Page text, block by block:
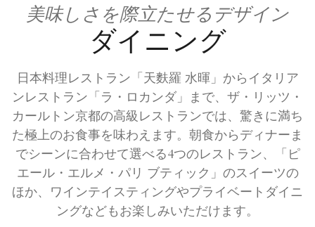
美味しさを際立たせるデザイン
ダイニング
日本料理レストラン「天麩羅 水暉」からイタリア
ンレストラン「ラ・ロカンダ」まで、ザ・リッツ・
カールトン京都の高級レストランでは、驚きに満ち
た極上のお食事を味わえます。朝食からディナーま
でシーンに合わせて選べる4つのレストラン、「ピ
エール・エルメ・パリ ブティック」のスイーツの
ほか、ワインテイスティングやプライベートダイニ
ングなどもお楽しみいただけます。